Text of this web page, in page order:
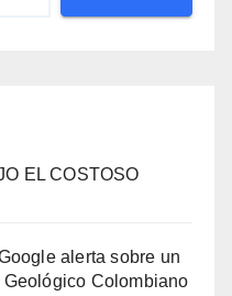
EL COSTOSO
alerta sobre un
Colombiano